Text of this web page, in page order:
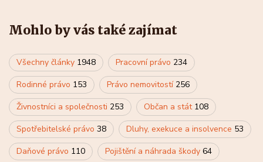
Mohlo by vás také zajímat
Všechny články 1948 Pracovní právo 234
Rodinné právo 153 Právo nemovitostí 256
Živnostníci a společnosti 253 Občan a stát 108
Spotřebitelské právo 38 Dluhy, exekuce a insolvence 53
Daňové právo 110 Pojištění a náhrada škody 64